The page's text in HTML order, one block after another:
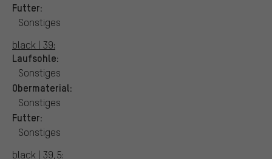
Futter:
Sonstiges
black | 39:
Laufsohle:
Sonstiges
Obermaterial:
Sonstiges
Futter:
Sonstiges
black | 39,5: